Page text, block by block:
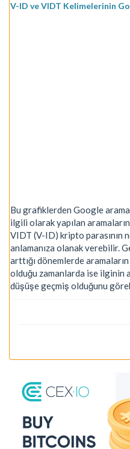
V-ID ve VIDT Kelimelerinin
Bu grafiklerden Google
ilgili olarak yapılan aramaların
VIDT (V-ID) kripto parasının
anlamanıza olanak verebilir.
arttığı dönemlerde aramaların
olduğu zamanlarda ise ilginin
düşüşe geçmiş olduğunu